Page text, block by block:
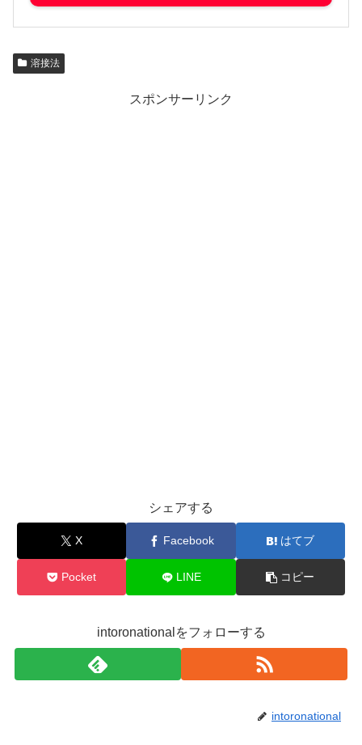
溶接法
スポンサーリンク
シェアする
X Facebook はてブ
Pocket LINE コピー
intoronationalをフォローする
intoronational